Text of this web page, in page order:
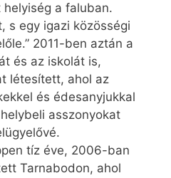
a faluban.
s egy igazi közösségi
2011-ben aztán a
és az iskolát is,
létesített, ahol az
és édesanyjukkal
asszonyokat
tíz éve, 2006-ban
Tarnabodon, ahol